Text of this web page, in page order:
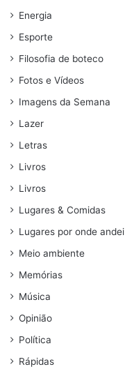
Energia
Esporte
Filosofia de boteco
Fotos e Vídeos
Imagens da Semana
Lazer
Letras
Livros
Livros
Lugares & Comidas
Lugares por onde andei
Meio ambiente
Memórias
Música
Opinião
Política
Rápidas